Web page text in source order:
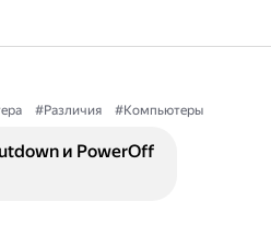
#Различия #Компьютеры
и PowerOff